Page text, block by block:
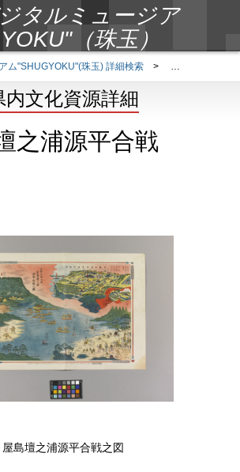
タルミュージア
（珠玉）
ム"SHUGYOKU"(珠玉) 詳細検索 > 県内文化資源詳
内文化資源詳細
之浦源平合戦
屋島壇之浦源平合戦之図